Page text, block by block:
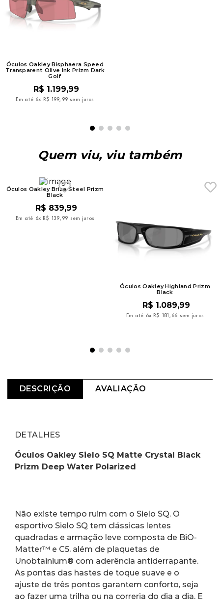
Óculos Oakley Bisphaera Speed
Transparent Olive Ink Prizm Dark
Golf
R$ 1.199,99
Em até 6x R$ 199, 99 sem juros
Quem viu, viu também
Óculos Oakley Briza Steel Prizm
Black
R$ 839,99
Em até 6x R$ 139, 99 sem juros
Óculos Oakley Highland Prizm
Black
R$ 1.089,99
Em até 6x R$ 181 , 66 sem juros
DESCRIÇÃO AVALIAÇÃO
DETALHES
Óculos Oakley Sielo SQ Matte Crystal Black
Prizm Deep Water Polarized
Não existe tempo ruim com o Sielo SQ. O
esportivo Sielo SQ tem clássicas lentes
quadradas e armação leve composta de BiO-
Matter™ e C5, além de plaquetas de
Unobtainium® com aderência antiderrapante.
As pontas das hastes de toque suave e o
ajuste de três pontos garantem conforto, seja
ao fazer uma trilha ou na correria do dia a dia. E